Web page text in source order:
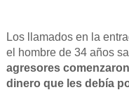
Los llamados en la
el hombre de 34 años
agresores
dinero que les debía